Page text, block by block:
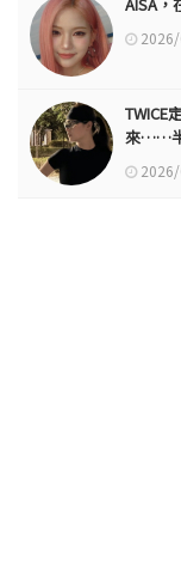
TWICE
來……